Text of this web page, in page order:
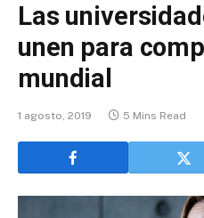
Las
unen para
mundial
1 agosto, 2019 5 Mins Read